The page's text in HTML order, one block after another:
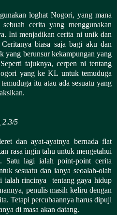
loghat Nogori, yang mana
cerita yang menggunakan
Ini menjadikan cerita ni unik dan
biasa saja bagi aku dan
yang berunsur kekampungan yang
tajuknya, cerpen ni tentang
yang ke KL untuk temuduga
itu atau ada sesuatu yang
2.3/5
dan ayat-ayatnya bernada flat
rasa ingin tahu untuk mengetahui
Satu lagi ialah point-point cerita
sesuatu dan ianya seoalah-olah
ialah rincinya tentang gaya hidup
penulis masih keliru dengan
Tetapi percubaannya harus dipuji
di masa akan datang.